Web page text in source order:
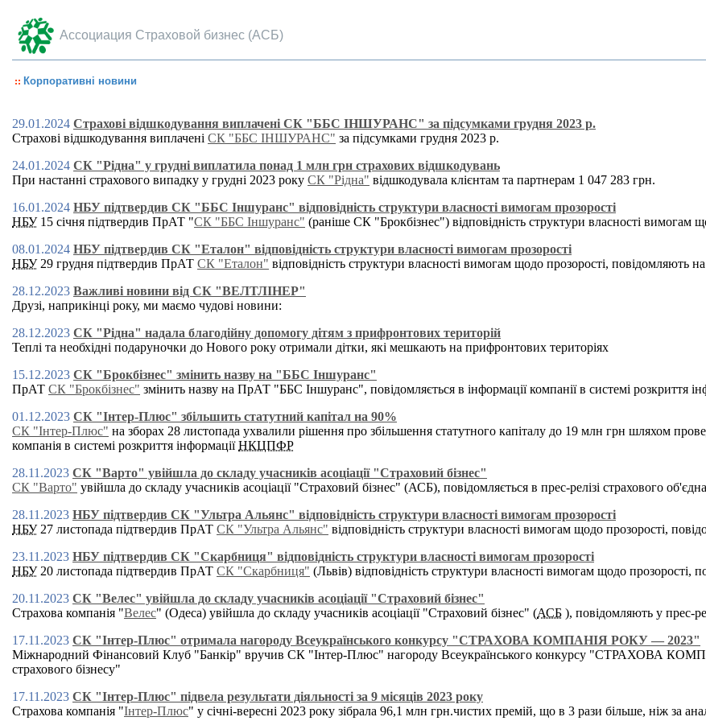
Ассоциация Страховой бизнес (АСБ)
Корпоративні новини
29.01.2024 Страхові відшкодування виплачені СК "ББС ІНШУРАНС" за підсумками грудня 2023 р.
Страхові відшкодування виплачені СК "ББС ІНШУРАНС" за підсумками грудня 2023 р.
24.01.2024 СК "Рідна" у грудні виплатила понад 1 млн грн страхових відшкодувань
При настанні страхового випадку у грудні 2023 року СК "Рідна" відшкодувала клієнтам та партнерам 1 047 283 грн.
16.01.2024 НБУ підтвердив СК "ББС Іншуранс" відповідність структури власності вимогам прозорості
НБУ15 січня підтвердив ПрАТ "СК "ББС Іншуранс" (раніше СК "Брокбізнес") відповідність структури власності вимогам
08.01.2024 НБУ підтвердив СК "Еталон" відповідність структури власності вимогам прозорості
НБУ29 грудня підтвердив ПрАТ СК "Еталон" відповідність структури власності вимогам щодо прозорості, повідомляють на
28.12.2023 Важливі новини від СК "ВЕЛТЛІНЕР"
Друзі, наприкінці року, ми маємо чудові новини:
28.12.2023 СК "Рідна" надала благодійну допомогу дітям з прифронтових територій
Теплі та необхідні подаруночки до Нового року отримали дітки, які мешкають на прифронтових територіях
15.12.2023 СК "Брокбізнес" змінить назву на "ББС Іншуранс"
ПрАТ СК "Брокбізнес" змінить назву на ПрАТ "ББС Іншуранс", повідомляється в інформації компанії в системі розкриття
01.12.2023 СК "Інтер-Плюс" збільшить статутний капітал на 90%
СК "Інтер-Плюс" на зборах 28 листопада ухвалили рішення про збільшення статутного капіталу до 19 млн грн шляхом
компанія в системі розкриття інформаціїНКЦПФР
28.11.2023 СК "Варто" увійшла до складу учасників асоціації "Страховий бізнес"
СК "Варто" увійшла до складу учасників асоціації "Страховий бізнес" (АСБ), повідомляється в прес-релізі страхового
28.11.2023 НБУ підтвердив СК "Ультра Альянс" відповідність структури власності вимогам прозорості
НБУ27 листопада підтвердив ПрАТ СК "Ультра Альянс" відповідність структури власності вимогам щодо прозорості,
23.11.2023 НБУ підтвердив СК "Скарбниця" відповідність структури власності вимогам прозорості
НБУ20 листопада підтвердив ПрАТ СК "Скарбниця" (Львів) відповідність структури власності вимогам щодо прозорості,
20.11.2023 СК "Велес" увійшла до складу учасників асоціації "Страховий бізнес"
Страхова компанія "Велес" (Одеса) увійшла до складу учасників асоціації "Страховий бізнес" (АСБ ), повідомляють у прес-
17.11.2023 СК "Інтер-Плюс" отримала нагороду Всеукраїнського конкурсу "СТРАХОВА КОМПАНІЯ РОКУ — 2023"
Міжнародний Фінансовий Клуб "Банкір" вручив СК "Інтер-Плюс" нагороду Всеукраїнського конкурсу "СТРАХОВА
страхового бізнесу"
17.11.2023 СК "Інтер-Плюс" підвела результати діяльності за 9 місяців 2023 року
Cтрахова компанія "Інтер-Плюс" у січні-вересні 2023 року зібрала 96,1 млн грн.чистих премій, що в 3 рази більше, ніж за